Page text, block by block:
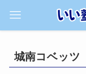
城南コベッツ